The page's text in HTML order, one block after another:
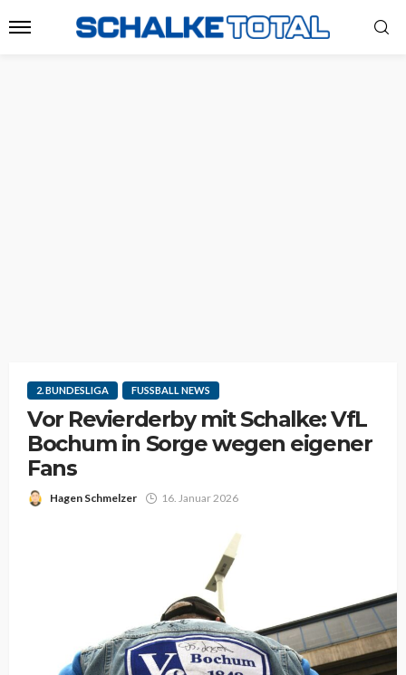
2. BUNDESLIGA FUSSBALL NEWS
Vor Revierderby mit Schalke: VfL
Bochum in Sorge wegen eigener
Fans
Hagen Schmelzer 16. Januar 2026